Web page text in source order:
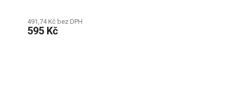
491,74 Kč bez DPH
595 Kč